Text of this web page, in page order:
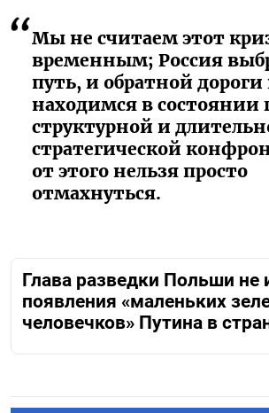
Мы не считаем этот
временным; Россия
путь, и обратной
находимся в состоянии
структурной и
стратегической
от этого нельзя просто
отмахнуться.
Глава разведки Польши не
появления «маленьких
человечков» Путина в